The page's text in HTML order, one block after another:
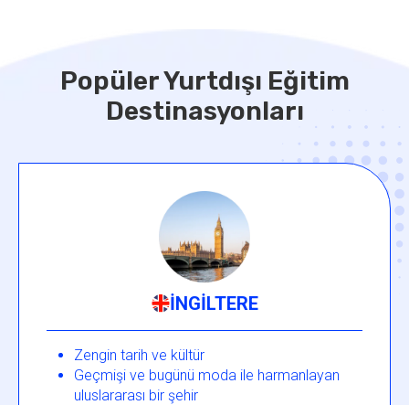
Popüler Yurtdışı Eğitim
Destinasyonları
İNGİLTERE
Zengin tarih ve kültür
Geçmişi ve bugünü moda ile harmanlayan
uluslararası bir şehir